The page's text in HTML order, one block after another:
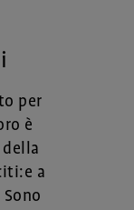
per
è
a